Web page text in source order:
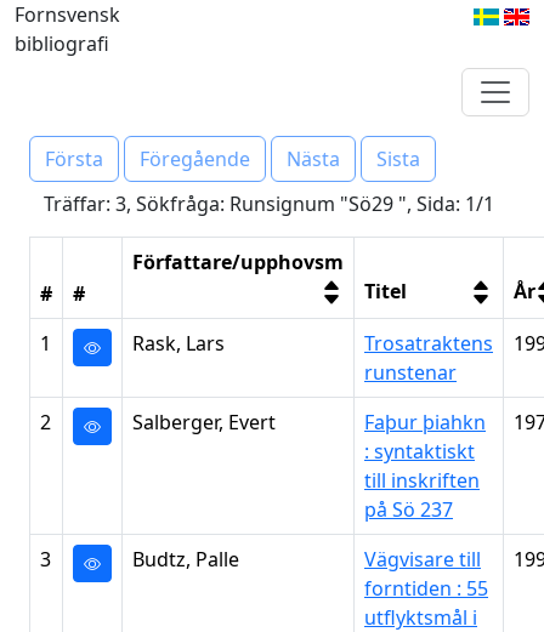
Fornsvensk
bibliografi
Första Föregående Nästa
Sista
Träffar: 3, Sökfråga: Runsignum "Sö29 ", Sida: 1/1
# #
Författare/upphovsm
Titel
År
1
Rask, Lars
Trosatraktens
runstenar
2 Salberger, Evert
Faþur þiahkn
: syntaktiskt
till inskriften
på Sö 237
3 Budtz, Palle
Vägvisare till
forntiden : 55
utflyktsmål i